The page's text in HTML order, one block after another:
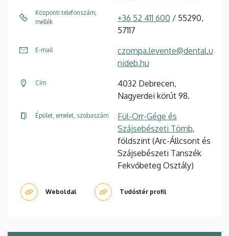
Központi telefonszám,
mellék
+36 52 411 600 / 55290,
57117
E-mail
czompa.levente@dental.u
nideb.hu
Cím
4032 Debrecen,
Nagyerdei körút 98.
Épület, emelet, szobaszám
Fül-Orr-Gége és
Szájsebészeti Tömb,
földszint (Arc-Állcsont és
Szájsebészeti Tanszék
Fekvőbeteg Osztály)
Weboldal Tudóstér profil